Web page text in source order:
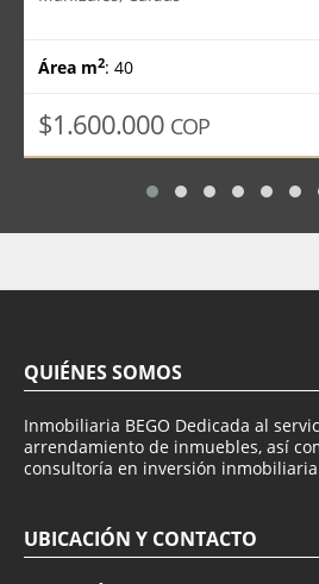
Área m2: 40
$1.600.000 COP
QUIÉNES SOMOS
Inmobiliaria BEGO Dedicada al
arrendamiento de inmuebles, así
consultoría en inversión